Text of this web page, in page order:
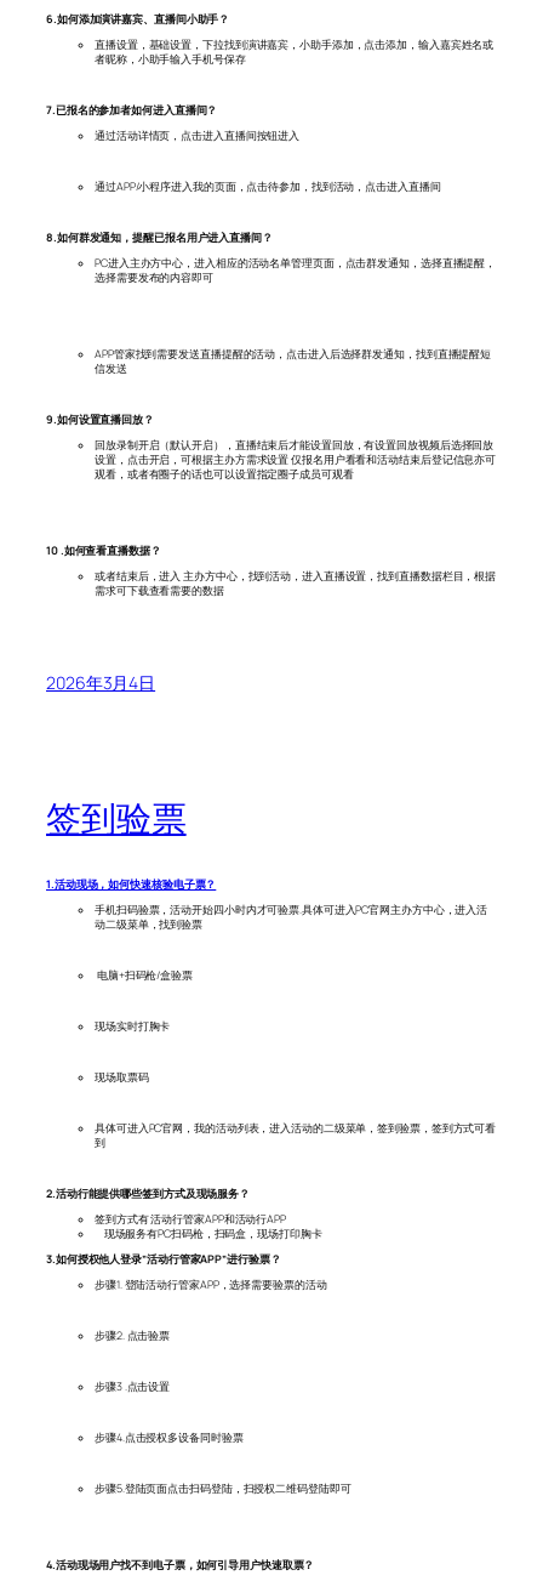
6.如何添加演讲嘉宾、直播间小助手？
直播设置，基础设置，下拉找到演讲嘉宾，小助手添加，点击添加，输入嘉宾姓名或
者昵称，小助手输入手机号保存
7.已报名的参加者如何进入直播间？
通过活动详情页，点击进入直播间按钮进入
通过APP/小程序进入我的页面，点击待参加，找到活动，点击进入直播间
8.如何群发通知，提醒已报名用户进入直播间？
PC进入主办方中心，进入相应的活动名单管理页面，点击群发通知，选择直播提醒，
选择需要发布的内容即可
APP管家找到需要发送直播提醒的活动，点击进入后选择群发通知，找到直播提醒短
信发送
9.如何设置直播回放？
回放录制开启（默认开启），直播结束后才能设置回放，有设置回放视频后选择回放
设置，点击开启，可根据主办方需求设置 仅报名用户看看和活动结束后登记信息亦可
观看，或者有圈子的话也可以设置指定圈子成员可观看
10 .如何查看直播数据？
或者结束后，进入 主办方中心，找到活动，进入直播设置，找到直播数据栏目，根据
需求可下载查看需要的数据
2026年3月4日
签到验票
1.活动现场，如何快速核验电子票？
手机扫码验票，活动开始四小时内才可验票.具体可进入PC官网主办方中心，进入活
动二级菜单，找到验票
电脑+扫码枪/盒验票
现场实时打胸卡
现场取票码
具体可进入PC官网，我的活动列表，进入活动的二级菜单，签到验票，签到方式可看
到
2.活动行能提供哪些签到方式及现场服务？
签到方式有 活动行管家APP和活动行APP
现场服务有PC扫码枪，扫码盒，现场打印胸卡
3.如何授权他人登录”活动行管家APP”进行验票？
步骤1. 登陆活动行管家APP，选择需要验票的活动
步骤2. 点击验票
步骤3 .点击设置
步骤4.点击授权多设备同时验票
步骤5.登陆页面点击扫码登陆，扫授权二维码登陆即可
4.活动现场用户找不到电子票，如何引导用户快速取票？